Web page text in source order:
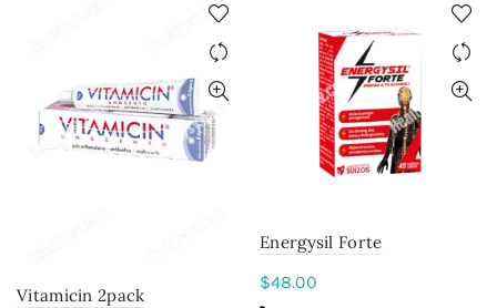
Vitamicin 2pack
Energysil Forte
$48.00